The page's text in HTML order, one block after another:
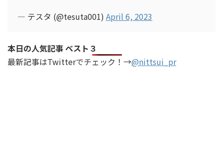
— テスタ (@tesuta001) April 6, 2023
本日の人気記事 ベスト３
最新記事はTwitterでチェック！→@nittsui_pr